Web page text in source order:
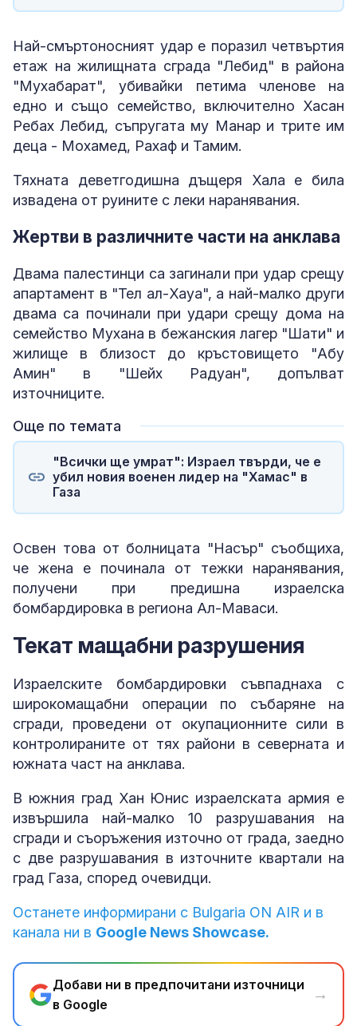
Най-смъртоносният удар е поразил четвъртия
етаж на жилищната сграда "Лебид" в района
"Мухабарат", убивайки петима членове на
едно и също семейство, включително Хасан
Ребах Лебид, съпругата му Манар и трите им
деца - Мохамед, Рахаф и Тамим.
Тяхната деветгодишна дъщеря Хала е била
извадена от руините с леки наранявания.
Жертви в различните части на анклава
Двама палестинци са загинали при удар срещу
апартамент в "Тел ал-Хауа", а най-малко други
двама са починали при удари срещу дома на
семейство Мухана в бежанския лагер "Шати" и
жилище в близост до кръстовището "Абу
Амин" в "Шейх Радуан", допълват
източниците.
Още по темата
"Всички ще умрат": Израел твърди, че е
убил новия военен лидер на "Хамас" в
Газа
Освен това от болницата "Насър" съобщиха,
че жена е починала от тежки наранявания,
получени при предишна израелска
бомбардировка в региона Ал-Маваси.
Текат мащабни разрушения
Израелските бомбардировки съвпаднаха с
широкомащабни операции по събаряне на
сгради, проведени от окупационните сили в
контролираните от тях райони в северната и
южната част на анклава.
В южния град Хан Юнис израелската армия е
извършила най-малко 10 разрушавания на
сгради и съоръжения източно от града, заедно
с две разрушавания в източните квартали на
град Газа, според очевидци.
Останете информирани с Bulgaria ON AIR и в
канала ни в Google News Showcase.
Добави ни в предпочитани източници
в Google
→